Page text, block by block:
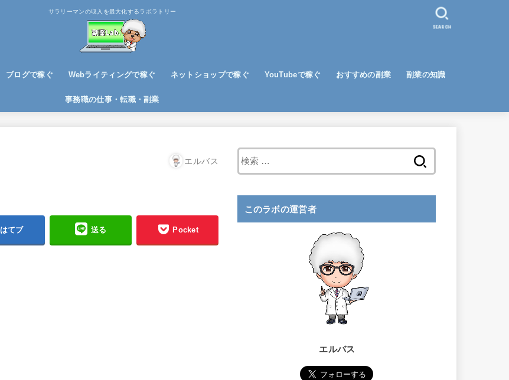
サラリーマンの収入を最大化するラボラトリー
ブログで稼ぐ
アフィリエイトで稼ぐ
Webライティングで稼ぐ ネットショップで稼ぐ YouTubeで稼ぐ おすすめの副業 副業の知識
事務職の仕事・転職・副業
SEARCH
エルバス
はてブ 送る Pocket
索
このラボの運営者
エルバス